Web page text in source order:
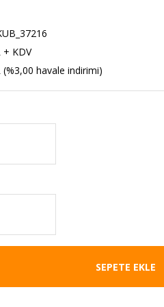
+ KDV
havale indirimi)
SEPETE EKLE